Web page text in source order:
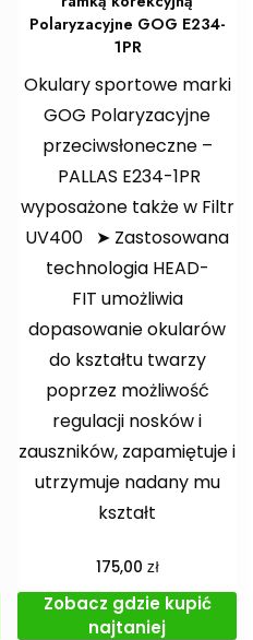
Polaryzacyjne GOG E234-
1PR
Okulary sportowe marki
GOG Polaryzacyjne
przeciwsłoneczne –
PALLAS E234-1PR
wyposażone także w Filtr
UV400 ➤ Zastosowana
technologia HEAD-
FIT umożliwia
dopasowanie okularów
do kształtu twarzy
poprzez możliwość
regulacji nosków i
zauszników, zapamiętuje i
utrzymuje nadany mu
kształt
175,00 zł
Zobacz gdzie kupić
najtaniej